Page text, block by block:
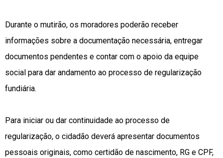
Durante o mutirão, os moradores poderão receber
informações sobre a documentação necessária, entregar
documentos pendentes e contar com o apoio da equipe
social para dar andamento ao processo de regularização
fundiária.
Para iniciar ou dar continuidade ao processo de
regularização, o cidadão deverá apresentar documentos
pessoais originais, como certidão de nascimento, RG e CPF,